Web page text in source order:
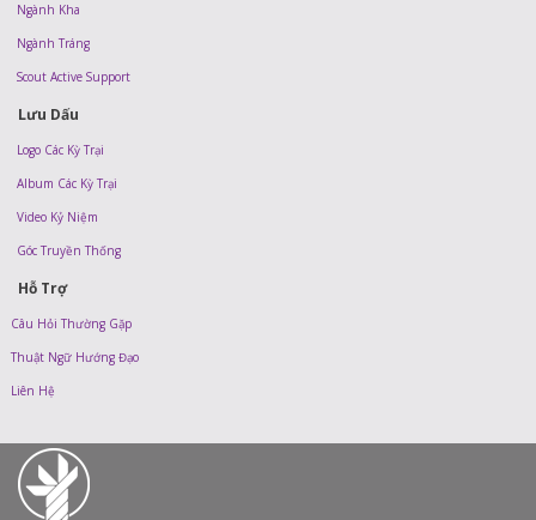
Ngành Kha
Ngành Tráng
Scout Active Support
Lưu Dấu
Logo Các Kỳ Trại
Album Các Kỳ Trại
Video Kỷ Niệm
Góc Truyền Thống
Hỗ Trợ
Câu Hỏi Thường Gặp
Thuật Ngữ Hướng Đạo
Liên Hệ